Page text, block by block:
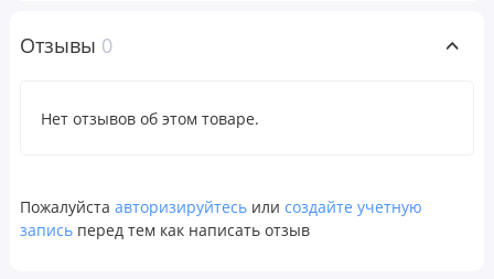
день, запивая 240–300 мл (8–12 унциями) воды или в
Предупреждения
Для здоровых людей старше 18 лет. Перед началом
Отзывы 0
Нет отзывов об этом товаре.
Пожалуйста авторизируйтесь или создайте учетную
запись перед тем как написать отзыв